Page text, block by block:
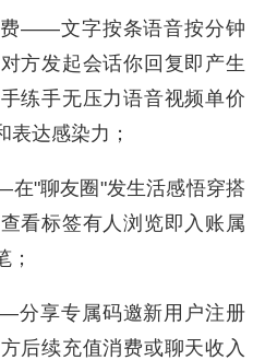
——文字按条语音按分钟
方发起会话你回复即产生
练手无压力语音视频单价
表达感染力；
"聊友圈"发生活感悟穿搭
看标签有人浏览即入账属
；
分享专属码邀新用户注册
后续充值消费或聊天收入